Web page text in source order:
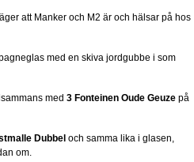
att Manker och M2 är och hälsar på hos
med en skiva jordgubbe i som
med 3 Fonteinen Oude Geuze på
Dubbel och samma lika i glasen,
om.